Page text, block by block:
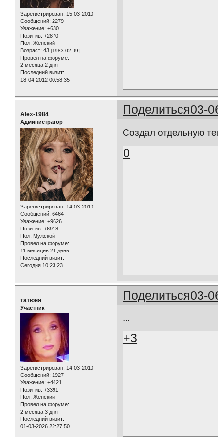
Зарегистрирован: 15-03-2010
Сообщений: 2279
Уважение: +630
Позитив: +2870
Пол: Женский
Возраст: 43 [1983-02-09]
Провел на форуме:
2 месяца 2 дня
Последний визит:
18-04-2012 00:58:35
Поделиться03-
Alex-1984
Администратор
Зарегистрирован: 14-03-2010
Сообщений: 6464
Уважение: +9626
Позитив: +6918
Пол: Мужской
Провел на форуме:
11 месяцев 21 день
Последний визит:
Сегодня 10:23:23
Создал отдельную
0
Поделиться03-
татюня
Участник
Зарегистрирован: 14-03-2010
Сообщений: 1927
Уважение: +4421
Позитив: +3391
Пол: Женский
Провел на форуме:
2 месяца 3 дня
Последний визит:
01-03-2026 22:27:50
...
+3